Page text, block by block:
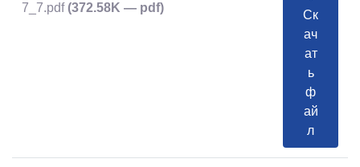
7_7.pdf (372.58K — pdf)
Ск
ач
ат
ь
ф
ай
л